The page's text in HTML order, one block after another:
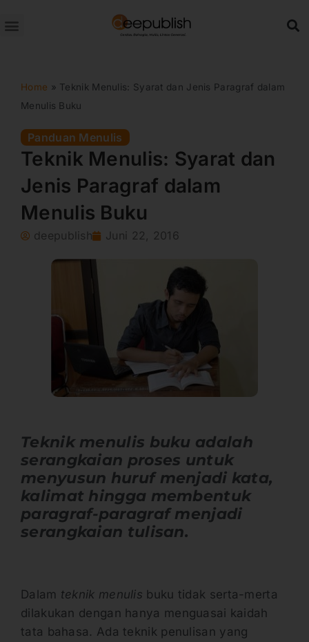
ke
Home » Teknik Menulis: Syarat dan Jenis Paragraf dalam
Menulis Buku
Panduan Menulis
Teknik Menulis: Syarat dan
Jenis Paragraf dalam
Menulis Buku
deepublish Juni 22, 2016
Teknik menulis buku adalah
serangkaian proses untuk
menyusun huruf menjadi kata,
kalimat hingga membentuk
paragraf-paragraf menjadi
serangkaian tulisan.
Dalam teknik menulis buku tidak serta-merta
dilakukan dengan hanya menguasai kaidah
tata bahasa. Ada teknik penulisan yang